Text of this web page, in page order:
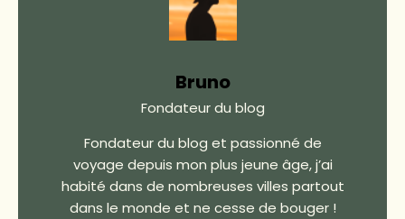
Bruno
Fondateur du blog
Fondateur du blog et passionné de
voyage depuis mon plus jeune âge, j’ai
habité dans de nombreuses villes partout
dans le monde et ne cesse de bouger !